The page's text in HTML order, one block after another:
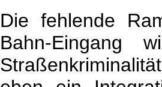
Die fehlende
Bahn-Eingang